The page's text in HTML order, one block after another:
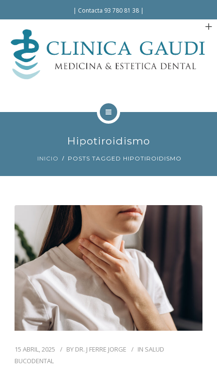
| Contacta 93 780 81 38 |
CONTACTO
Hipotiroidismo
INICIO POSTS TAGGED HIPOTIROIDISMO
15 ABRIL, 2025 BY DR. J FERRE JORGE IN SALUD
BUCODENTAL